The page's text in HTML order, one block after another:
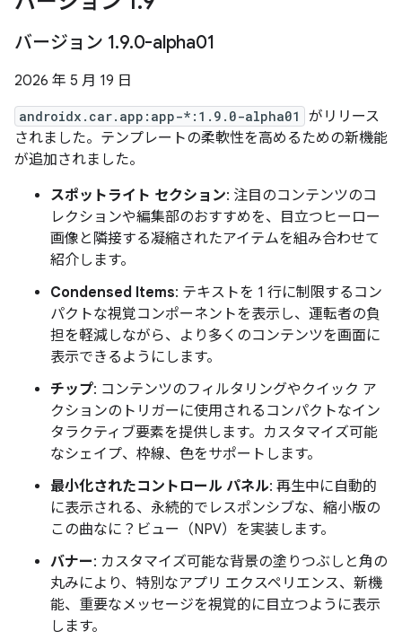
バージョン 1.9.0-alpha01
2026 年 5 月 19 日
androidx.car.app:app-*:1.9.0-alpha01
がリリース
されました。テンプレートの柔軟性を高めるための新機能
が追加されました。
スポットライト セクション: 注目のコンテンツのコ
レクションや編集部のおすすめを、目立つヒーロー
画像と隣接する凝縮されたアイテムを組み合わせて
紹介します。
Condensed Items: テキストを 1 行に制限するコン
パクトな視覚コンポーネントを表示し、運転者の負
担を軽減しながら、より多くのコンテンツを画面に
表示できるようにします。
チップ: コンテンツのフィルタリングやクイック ア
クションのトリガーに使用されるコンパクトなイン
タラクティブ要素を提供します。カスタマイズ可能
なシェイプ、枠線、色をサポートします。
最小化されたコントロール パネル: 再生中に自動的
に表示される、永続的でレスポンシブな、縮小版の
この曲なに？ビュー（NPV）を実装します。
バナー: カスタマイズ可能な背景の塗りつぶしと角の
丸みにより、特別なアプリ エクスペリエンス、新機
能、重要なメッセージを視覚的に目立つように表示
します。